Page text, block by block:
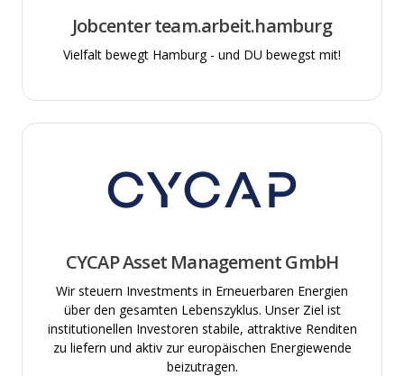
Jobcenter team.arbeit.hamburg
Vielfalt bewegt Hamburg - und DU bewegst mit!
CYCAP Asset Management GmbH
Wir steuern Investments in Erneuerbaren Energien
über den gesamten Lebenszyklus. Unser Ziel ist
institutionellen Investoren stabile, attraktive Renditen
zu liefern und aktiv zur europäischen Energiewende
beizutragen.